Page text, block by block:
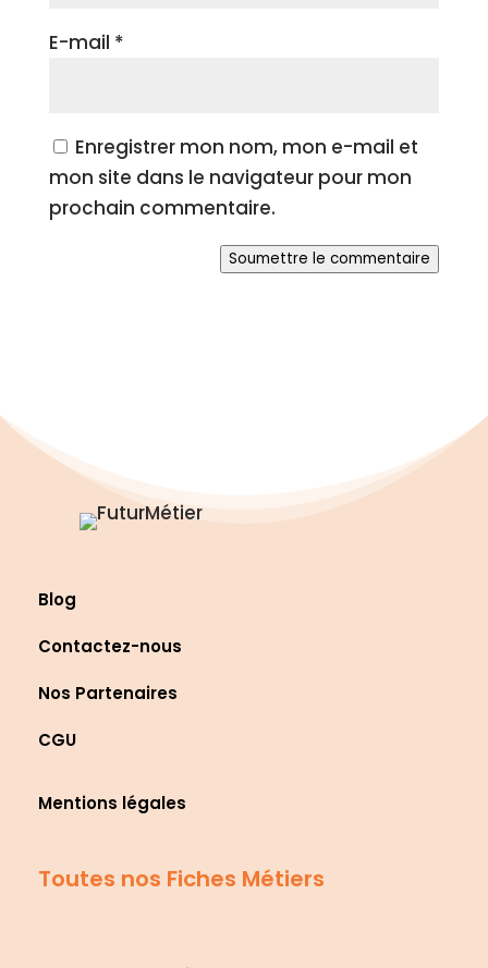
E-mail *
Enregistrer mon nom, mon e-mail et
mon site dans le navigateur pour mon
prochain commentaire.
Soumettre le commentaire
Blog
Contactez-nous
Nos Partenaires
CGU
Mentions légales
Toutes nos Fiches Métiers